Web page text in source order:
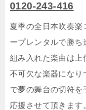
0120-243-416
夏季の全日本吹奏楽
ープレンタルで勝ち
組み入れた楽曲は上
不可欠な楽器になり
で夢の舞台の切符を
応援させて頂きます